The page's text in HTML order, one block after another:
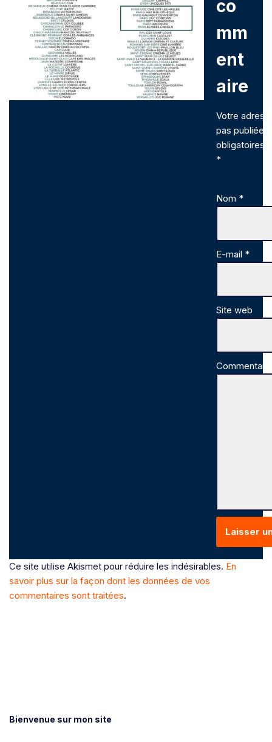
co
mm
ent
aire
Votre
pas publiée.
obligatoires
*
Nom *
E-mail *
Site web
Ce site utilise Akismet pour réduire les indésirables. En
savoir plus sur la façon dont les données de vos
commentaires sont traitées.
Bienvenue sur mon site